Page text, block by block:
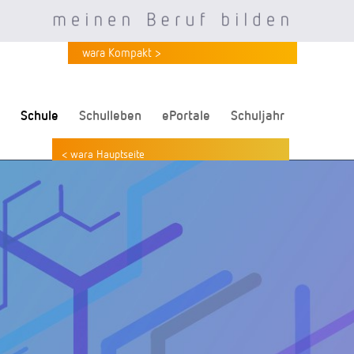
Schule Schulleben ePortale Schuljahr
wara Kompakt >
< wara Hauptseite